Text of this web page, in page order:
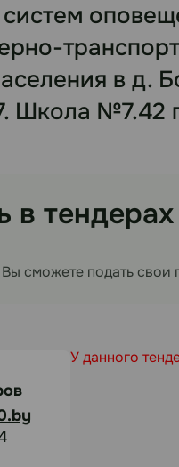
в д.
Школа №7.42
в тендерах
сможете подать свои
У данного